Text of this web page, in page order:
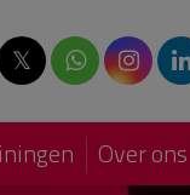
𝕏
Over ons